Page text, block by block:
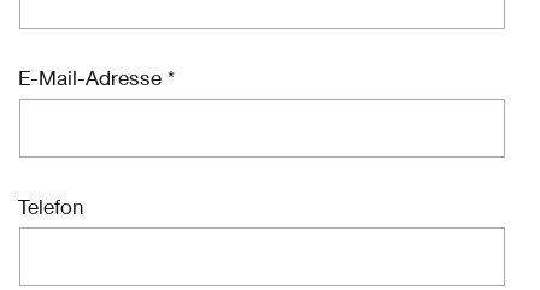
E-Mail-Adresse *
Telefon